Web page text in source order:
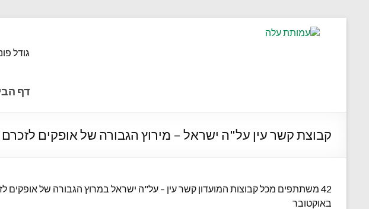
גודל
דף
קבוצת קשר עין על"ה ישראל – מירוץ הגבורה של אופקים
42 משתתפים מכל קבוצות המועדון קשר עין – על"ה ישראל במרוץ הגבורה של אופקים
באוקטובר